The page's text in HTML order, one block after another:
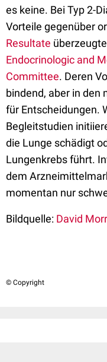
es keine. Bei Typ 2-
Vorteile gegenüber
Resultate
Endocrinologic and
Committee. Deren
bindend, aber in den
für Entscheidungen.
Begleitstudien
die Lunge schädigt
Lungenkrebs führt.
dem
momentan nur
Bildquelle: David
© Copyright